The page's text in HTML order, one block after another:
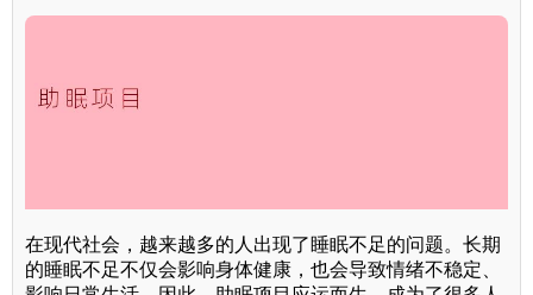
在现代社会，越来越多的人出现了睡眠不足的问题。长期
的睡眠不足不仅会影响身体健康，也会导致情绪不稳定、